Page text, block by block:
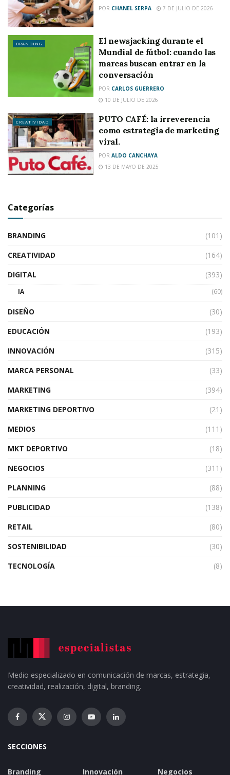
POR CHANEL SERPA 7 DE JULIO DE 2026
BRANDING
El newsjacking durante el
Mundial de fútbol: cuando las
marcas buscan entrar en la
conversación
POR CARLOS GUERRERO
10 DE JULIO DE 2026
CREATIVIDAD
PUTO CAFÉ: la irreverencia
como estrategia de marketing
viral.
POR ALDO CANCHAYA
13 DE MAYO DE 2025
Categorías
BRANDING
(101)
CREATIVIDAD
(164)
DIGITAL
(393)
IA (60)
DISEÑO
(30)
EDUCACIÓN
(193)
INNOVACIÓN
(315)
MARCA PERSONAL
(33)
MARKETING
(394)
MARKETING DEPORTIVO
(21)
MEDIOS
(111)
MKT DEPORTIVO
(18)
NEGOCIOS
(311)
PLANNING
(88)
PUBLICIDAD
(138)
RETAIL
(80)
SOSTENIBILIDAD
(30)
TECNOLOGÍA
(8)
Medio especializado en comunicación de marcas, estrategia,
creatividad, realización, digital, branding.
SECCIONES
Branding Innovación Negocios